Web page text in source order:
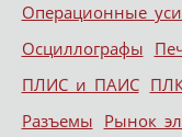
Операционные
Осциллографы
ПЛИС и ПАИС
Разъемы Рынок